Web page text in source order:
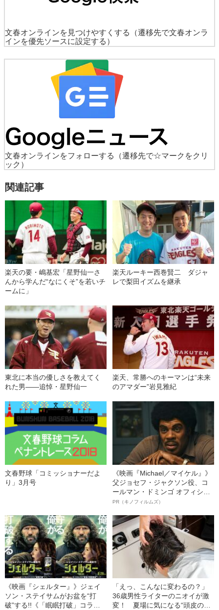
文春オンラインを見つけやすくする
（遷移先で文春オンラ
インを優先ソースに設定する）
文春オンラインをフォローする
（遷移先で☆マークをクリ
ック）
関連記事
楽天の要・嶋基宏「星野仙一さ
んから学んだ“なにくそ”を若いチ
ームに」
楽天ルーキー西巻賢二 ダジャ
レで梨田イズムを継承
東北に本当の優しさを教えてく
れた男――追悼・星野仙一
楽天、常勝へのキーマンは“未来
のアマダー”岩見雅紀
文春野球「コミッショナーだよ
り」3月号
《映画『Michael／マイケル』》
父ジョセフ・ジャクソン役、コ
ールマン・ドミンゴ オフィシャ
ルインタビュー“観客を魅了した
語る”《日本興収70億円突破》
PR（キノフィルムズ）
《映画『シェルター』》ジェイ
ソン・ステイサムがお盆を“打
破”する!!《「眠眠打破」コラ
「えっ、こんなに変わるの？」
36歳男性ライターのニオイが激
変！ 夏場に気になる“頭皮のニ